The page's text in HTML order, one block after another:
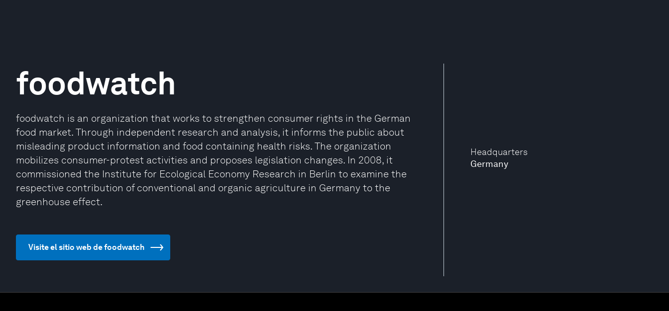
Headquarters
Germany
foodwatch
foodwatch is an organization that works to strengthen consumer rights in the German
food market. Through independent research and analysis, it informs the public about
misleading product information and food containing health risks. The organization
mobilizes consumer-protest activities and proposes legislation changes. In 2008, it
commissioned the Institute for Ecological Economy Research in Berlin to examine the
respective contribution of conventional and organic agriculture in Germany to the
greenhouse effect.
Visite el sitio web de foodwatch